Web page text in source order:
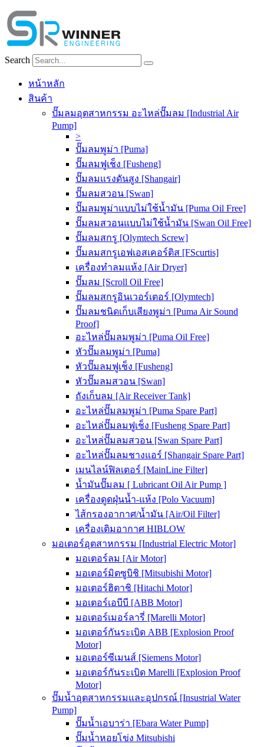
Skip
to
content
Search
หน้าหลัก
สินค้า
ปั๊มลมอุตสาหกรรม อะไหล่ปั๊มลม [Industrial Air
Pump]
>
ปั๊มลมพูม่า [Puma]
ปั๊มลมฟูเช็ง [Fusheng]
ปั๊มลมแรงดันสูง [Shangair]
ปั๊มลมสวอน [Swan]
ปั๊มลมพูม่าแบบไม่ใช้น้ำมัน [Puma Oil Free]
ปั๊มลมสวอนแบบไม่ใช้น้ำมัน [Swan Oil Free]
ปั๊มลมสกรู [Olymtech Screw]
ปั๊มลมสกรูเอฟเอสเคอร์ติส [FScurtis]
เครื่องทำลมแห้ง [Air Dryer]
ปั๊มลม [Scroll Oil Free]
ปั๊มลมสกรูอินเวอร์เตอร์ [Olymtech]
ปั๊มลมชนิดเก็บเสียงพูม่า [Puma Air Sound
Proof]
อะไหล่ปั๊มลมพูม่า [Puma Oil Free]
หัวปั๊มลมพูม่า [Puma]
หัวปั๊มลมฟูเช็ง [Fusheng]
หัวปั๊มลมสวอน [Swan]
ถังเก็บลม [Air Receiver Tank]
อะไหล่ปั๊มลมพูม่า [Puma Spare Part]
อะไหล่ปั๊มลมฟูเช็ง [Fusheng Spare Part]
อะไหล่ปั๊มลมสวอน [Swan Spare Part]
อะไหล่ปั๊มลมชางแอร์ [Shangair Spare Part]
เมนไลน์ฟิลเตอร์ [MainLine Filter]
น้ำมันปั๊มลม [ Lubricant Oil Air Pump ]
เครื่องดูดฝุ่นน้ำ-แห้ง [Polo Vacuum]
ไส้กรองอากาศ/น้ำมัน [Air/Oil Filter]
เครื่องเติมอากาศ HIBLOW
มอเตอร์อุตสาหกรรม [Industrial Electric Motor]
มอเตอร์ลม [Air Motor]
มอเตอร์มิตซูบิชิ [Mitsubishi Motor]
มอเตอร์ฮิตาชิ [Hitachi Motor]
มอเตอร์เอบีบี [ABB Motor]
มอเตอร์เมอร์ลารี่ [Marelli Motor]
มอเตอร์กันระเบิด ABB [Explosion Proof
Motor]
มอเตอร์ซีเมนส์ [Siemens Motor]
มอเตอร์กันระเบิด Marelli [Explosion Proof
Motor]
ปั๊มน้ำอุตสาหกรรมและอุปกรณ์ [Insustrial Water
Pump]
ปั๊มน้ำเอบาร่า [Ebara Water Pump]
ปั๊มน้ำหอยโข่ง Mitsubishi